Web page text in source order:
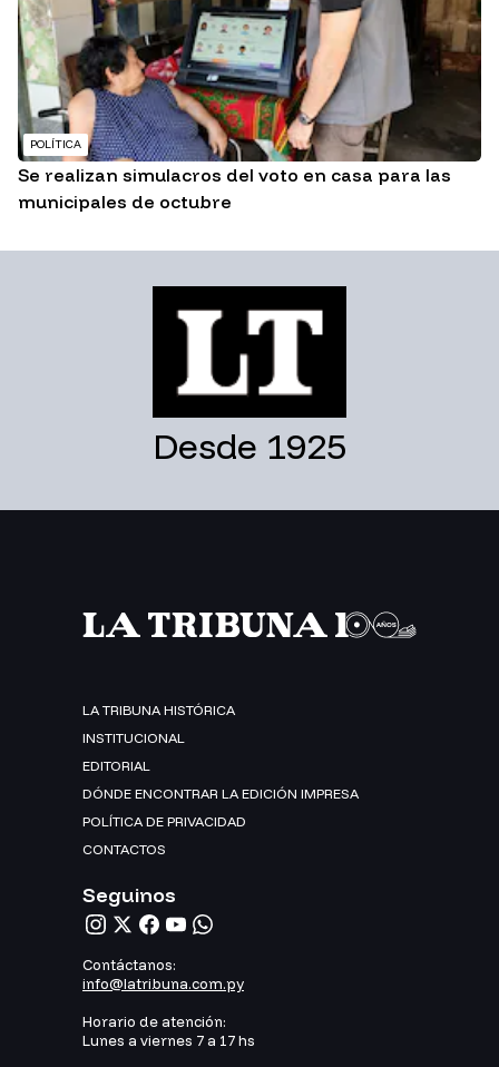
POLÍTICA
Se realizan simulacros del voto en casa para las
municipales de octubre
Desde 1925
LA TRIBUNA HISTÓRICA
INSTITUCIONAL
EDITORIAL
DÓNDE ENCONTRAR LA EDICIÓN IMPRESA
POLÍTICA DE PRIVACIDAD
CONTACTOS
Seguinos
Contáctanos:
info@latribuna.com.py
Horario de atención:
Lunes a viernes 7 a 17 hs